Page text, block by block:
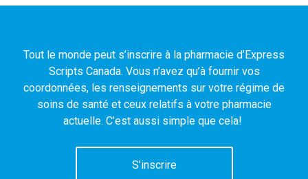
Tout le monde peut s’inscrire à la pharmacie d’Express
Scripts Canada. Vous n’avez qu’à fournir vos
coordonnées, les renseignements sur votre régime de
soins de santé et ceux relatifs à votre pharmacie
actuelle. C’est aussi simple que cela!
S’inscrire